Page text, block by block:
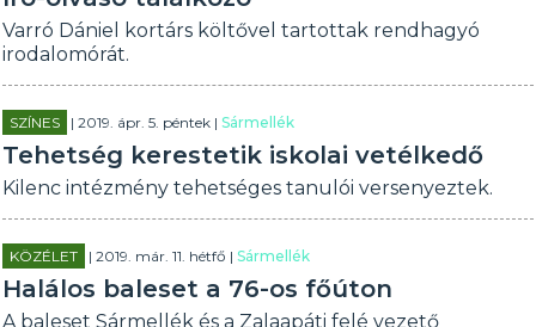
Varró Dániel kortárs költővel tartottak rendhagyó
irodalomórát.
SZÍNES | 2019. ápr. 5. péntek |Sármellék
Tehetség kerestetik iskolai vetélkedő
Kilenc intézmény tehetséges tanulói versenyeztek.
KÖZÉLET | 2019. már. 11. hétfő |Sármellék
Halálos baleset a 76-os főúton
A baleset Sármellék és a Zalaapáti felé vezető